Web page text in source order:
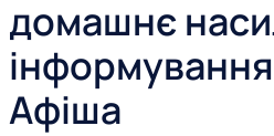
домашнє
Афіша